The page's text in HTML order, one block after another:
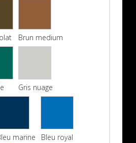
Brun medium
Gris nuage
marine Bleu royal